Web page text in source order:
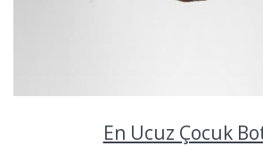
En Ucuz Çocuk